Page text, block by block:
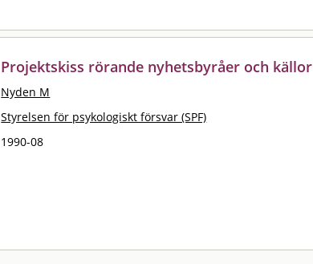
Projektskiss rörande nyhetsbyråer och källor
Nyden M
Styrelsen för psykologiskt försvar (SPF)
1990-08